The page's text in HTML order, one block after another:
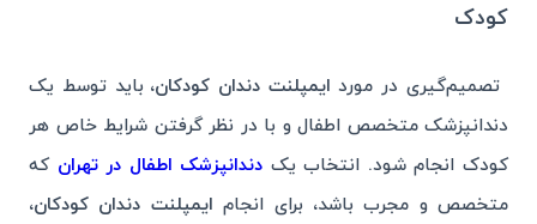
کودک
تصمیم‌گیری در مورد ایمپلنت دندان کودکان، باید توسط یک
دندانپزشک متخصص اطفال و با در نظر گرفتن شرایط خاص هر
کودک انجام شود. انتخاب یک دندانپزشک اطفال در تهران که
متخصص و مجرب باشد، برای انجام ایمپلنت دندان کودکان،